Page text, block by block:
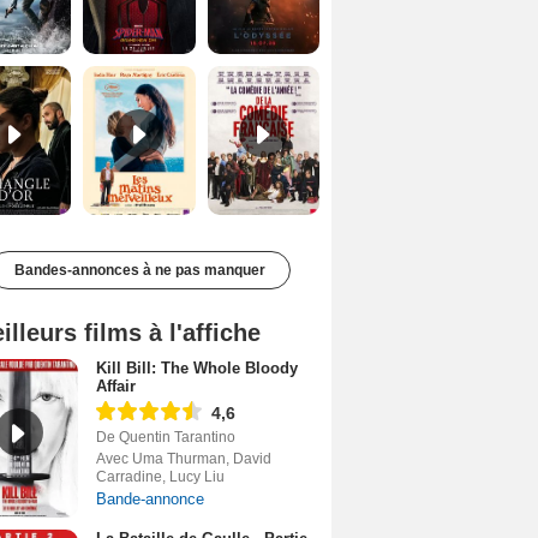
Le Triangle d'or Bande-annonce VF De la Comédie-Française Teaser VF
Bandes-annonces à ne pas manquer
films à l'affiche
Kill Bill: The Whole Bloody
Affair
4,6
De Quentin Tarantino
Avec Uma Thurman, David
Carradine, Lucy Liu
Bande-annonce